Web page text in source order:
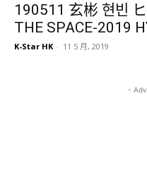
190511 玄彬 현빈
THE SPACE-2019
K-Star HK - 11 5 月, 2019
-